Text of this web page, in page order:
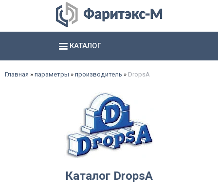
КАТАЛОГ
Главная » параметры » производитель » DropsA
Каталог DropsA